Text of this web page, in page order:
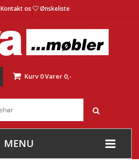
Kontakt os Ønskeliste
Kurv 0Varer 0,-
MENU